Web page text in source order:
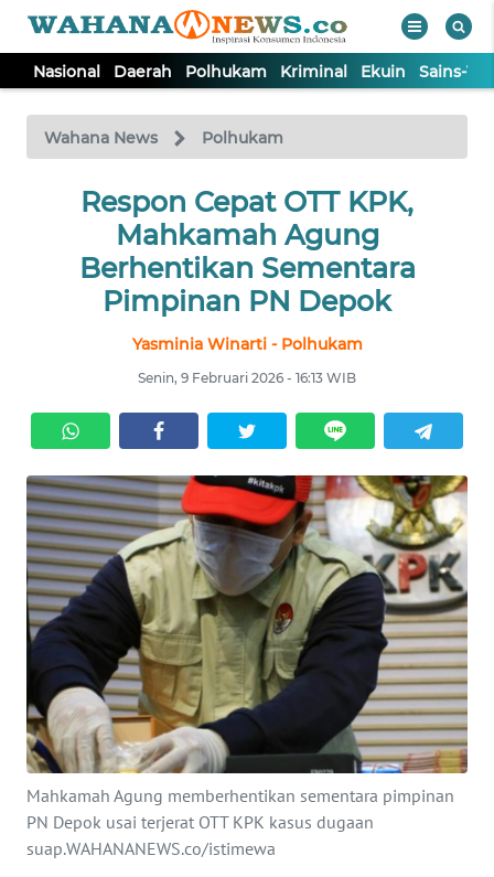
Nasional Daerah Polhukam Kriminal Ekuin Sains-
Wahana News Polhukam
Respon Cepat OTT KPK,
Mahkamah Agung
Berhentikan Sementara
Pimpinan PN Depok
Yasminia Winarti - Polhukam
Senin, 9 Februari 2026 - 16:13 WIB
Mahkamah Agung memberhentikan sementara pimpinan
PN Depok usai terjerat OTT KPK kasus dugaan
suap.WAHANANEWS.co/istimewa
TV
Tutup
NASIONAL
DAERAH
EKUIN
SAINS-TEKNO
KESEHATAN
INTERNASIONAL
SERBA-SERBI
PENDIDIKAN
OLAHRAGA